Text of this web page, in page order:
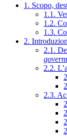
1. Scopo,
1.1.
1.2.
1.3.
2.
2.1.
2.2.
2.3.